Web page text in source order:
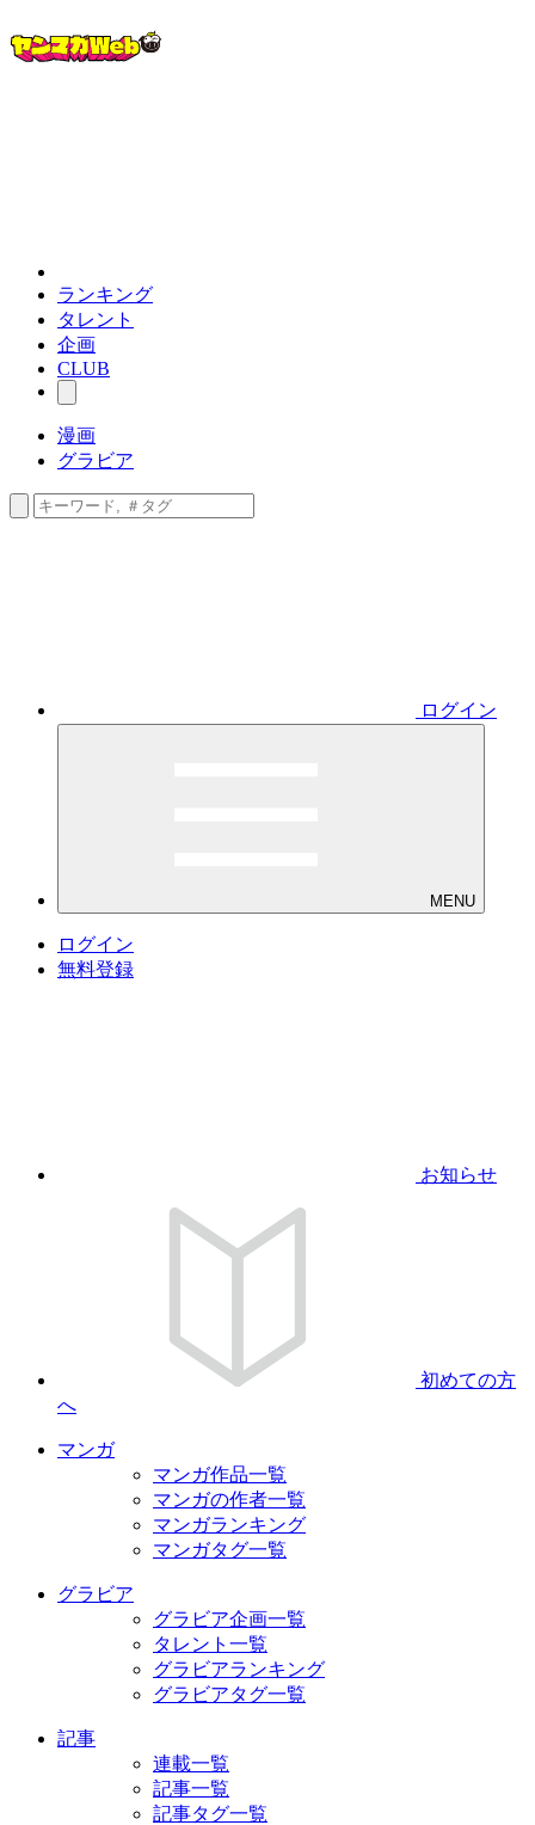
ランキング
タレント
企画
CLUB
漫画
グラビア
ログイン
MENU
ログイン
無料登録
お知らせ
初めての方
へ
マンガ
マンガ作品一覧
マンガの作者一覧
マンガランキング
マンガタグ一覧
グラビア
グラビア企画一覧
タレント一覧
グラビアランキング
グラビアタグ一覧
記事
連載一覧
記事一覧
記事タグ一覧